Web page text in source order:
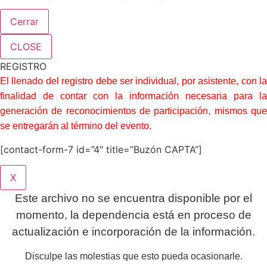
Cerrar
CLOSE
REGISTRO
El llenado del registro debe ser individual, por asistente, con la
finalidad de contar con la información necesaria para la
generación de reconocimientos de participación, mismos que
se entregarán al término del evento.
[contact-form-7 id=”4″ title=”Buzón CAPTA”]
X
Este archivo no se encuentra disponible por el
momento, la dependencia está en proceso de
actualización e incorporación de la información.
Disculpe las molestias que esto pueda ocasionarle.